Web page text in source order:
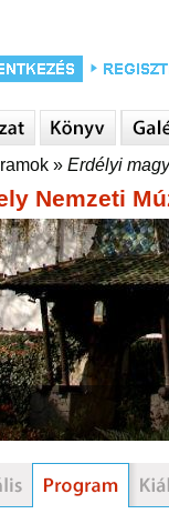
» Erdélyi
Nemzeti